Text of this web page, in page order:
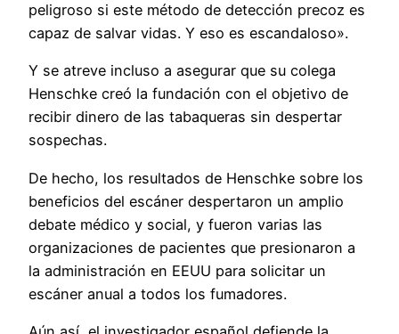
peligroso si este método de detección precoz es
capaz de salvar vidas. Y eso es escandaloso».
Y se atreve incluso a asegurar que su colega
Henschke creó la fundación con el objetivo de
recibir dinero de las tabaqueras sin despertar
sospechas.
De hecho, los resultados de Henschke sobre los
beneficios del escáner despertaron un amplio
debate médico y social, y fueron varias las
organizaciones de pacientes que presionaron a
la administración en EEUU para solicitar un
escáner anual a todos los fumadores.